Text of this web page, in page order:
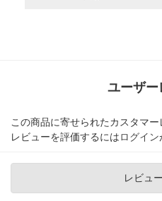
ユーザー
この商品に寄せられたカスタマー
レビューを評価するにはログイン
レビュ